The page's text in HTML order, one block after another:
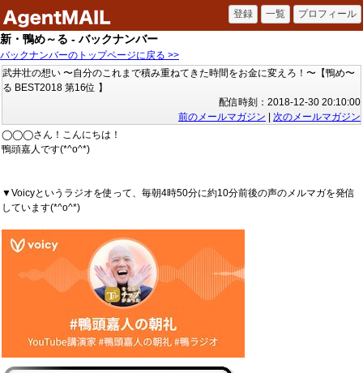
新・鴨め～る - バックナンバー
バックナンバーのトップページに戻る >>
武井壮の想い 〜自分のこれまで積み重ねてきた時間をお金に変えろ！〜【鴨め〜
る BEST2018 第16位 】
配信時刻：2018-12-30 20:10:00
前のメールマガジン
次のメールマガジン
◯◯◯さん！こんにちは！
鴨頭嘉人です(*^o^*)
▼Voicyというラジオを使って、毎朝4時50分に約10分前後の声のメルマガを発信
しています(*^o^*)